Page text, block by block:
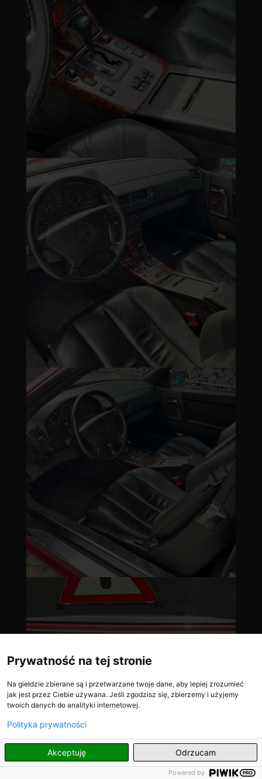
PL
Prywatność na tej stronie
Na giełdzie zbierane są i przetwarzane twoje dane, aby lepiej zrozumieć
jak jest przez Ciebie używana. Jeśli zgodzisz się, zbierzemy i użyjemy
twoich danych do analityki internetowej.
Polityka prywatności
Akceptuję Odrzucam
Powered by